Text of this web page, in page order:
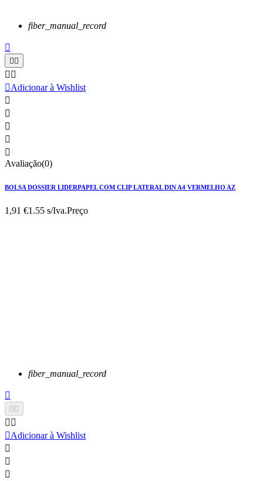
fiber_manual_record


 
Adicionar à Wishlist





Avaliação(0)
BOLSA DOSSIER LIDERPAPEL COM CLIP LATERAL DIN A4 VERMELHO AZ
1,91 €1.55 s/Iva.Preço
fiber_manual_record


 
Adicionar à Wishlist


